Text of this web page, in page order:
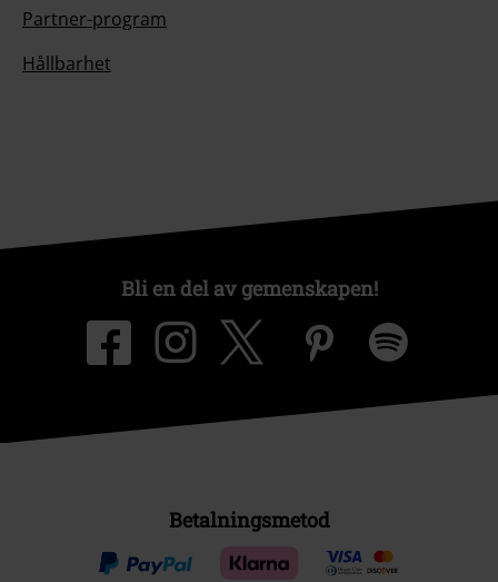
Partner-program
Hållbarhet
Bli en del av gemenskapen!
Betalningsmetod